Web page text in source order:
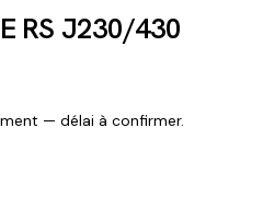
RS J230/430
— délai à confirmer.